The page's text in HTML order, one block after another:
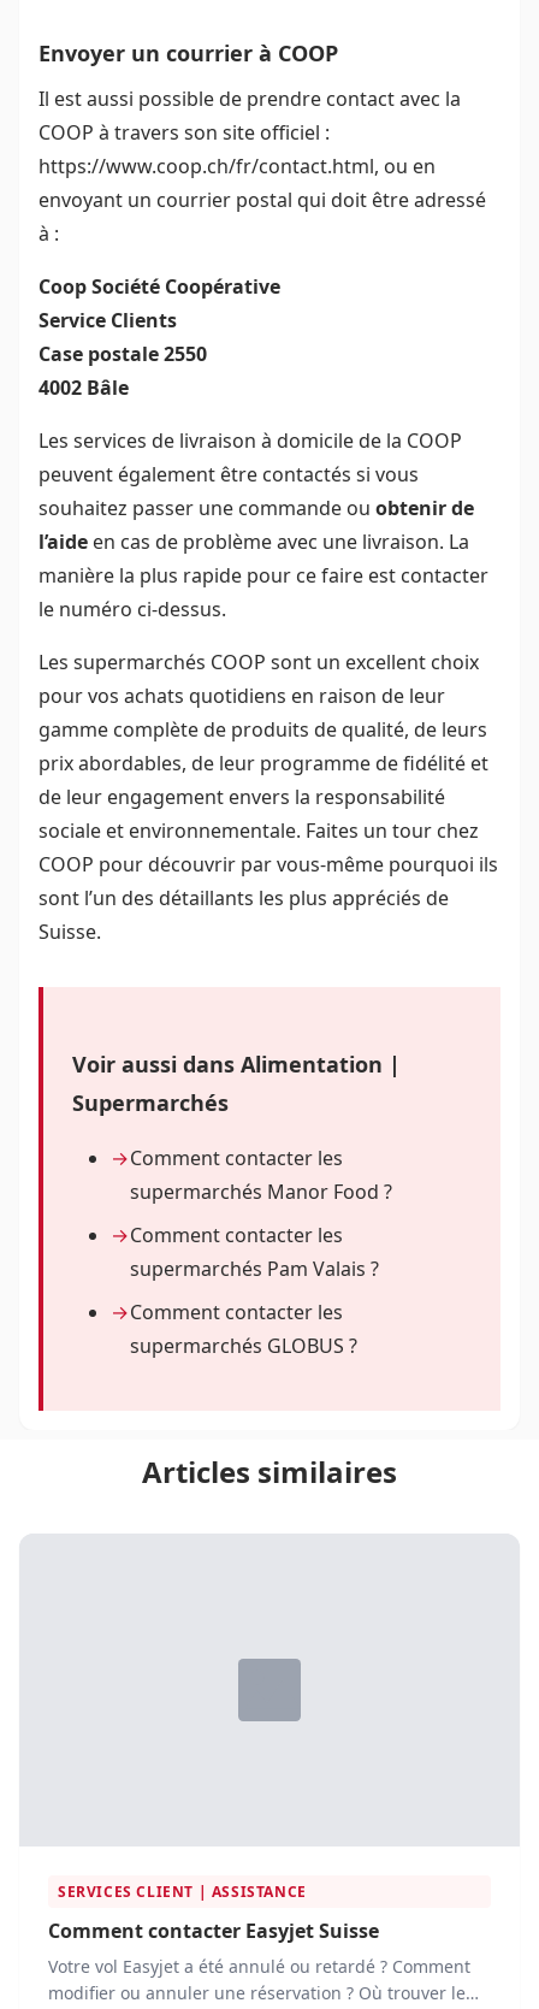
Envoyer un courrier à COOP
Il est aussi possible de prendre contact avec la
COOP à travers son site officiel :
https://www.coop.ch/fr/contact.html, ou en
envoyant un courrier postal qui doit être adressé
à :
Coop Société Coopérative
Service Clients
Case postale 2550
4002 Bâle
Les services de livraison à domicile de la COOP
peuvent également être contactés si vous
souhaitez passer une commande ou obtenir de
l’aide en cas de problème avec une livraison. La
manière la plus rapide pour ce faire est contacter
le numéro ci-dessus.
Les supermarchés COOP sont un excellent choix
pour vos achats quotidiens en raison de leur
gamme complète de produits de qualité, de leurs
prix abordables, de leur programme de fidélité et
de leur engagement envers la responsabilité
sociale et environnementale. Faites un tour chez
COOP pour découvrir par vous-même pourquoi ils
sont l’un des détaillants les plus appréciés de
Suisse.
Voir aussi dans Alimentation |
Supermarchés
Comment contacter les
supermarchés Manor Food ?
Comment contacter les
supermarchés Pam Valais ?
Comment contacter les
supermarchés GLOBUS ?
Articles similaires
SERVICES CLIENT | ASSISTANCE
Comment contacter Easyjet Suisse
Votre vol Easyjet a été annulé ou retardé ? Comment
modifier ou annuler une réservation ? Où trouver le